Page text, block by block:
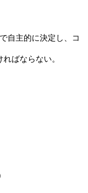
自主的に決定し、コ
ばならない。